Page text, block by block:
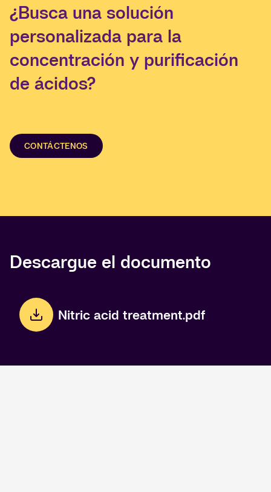
¿Busca una solución
personalizada para la
concentración y purificación
de ácidos?
CONTÁCTENOS
Descargue el documento
Nitric acid treatment.pdf